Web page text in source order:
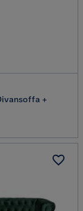
+